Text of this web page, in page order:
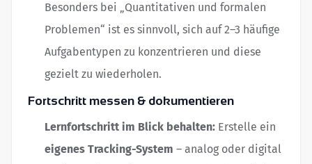
Besonders bei „Quantitativen und formalen
Problemen“ ist es sinnvoll, sich auf 2–3 häufige
Aufgabentypen zu konzentrieren und diese
gezielt zu wiederholen.
Fortschritt messen & dokumentieren
Lernfortschritt im Blick behalten: Erstelle ein
eigenes Tracking-System – analog oder digital